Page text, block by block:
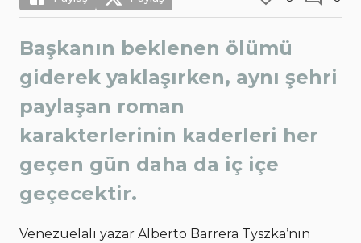
Başkanın beklenen ölümü
giderek yaklaşırken, aynı şehri
paylaşan roman
karakterlerinin kaderleri her
geçen gün daha da iç içe
geçecektir.
Venezuelalı yazar Alberto Barrera Tyszka’nın